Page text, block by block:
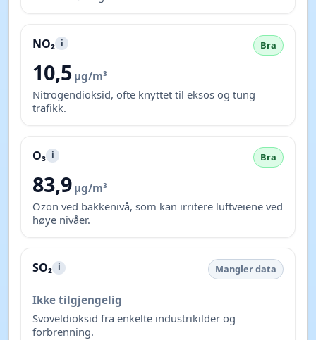
NO₂ i Bra
10,5 µg/m³
Nitrogendioksid, ofte knyttet til eksos og tung
trafikk.
O₃ i Bra
83,9 µg/m³
Ozon ved bakkenivå, som kan irritere luftveiene ved
høye nivåer.
SO₂ i Mangler data
Ikke tilgjengelig
Svoveldioksid fra enkelte industrikilder og
forbrenning.